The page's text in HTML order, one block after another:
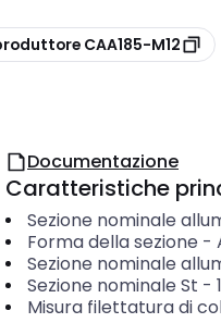
CAA185-M12
Documentazione
Caratteristiche
Sezione nominale
Forma della sezione -
Sezione nominale
Sezione nominale St -
Misura filettatura di